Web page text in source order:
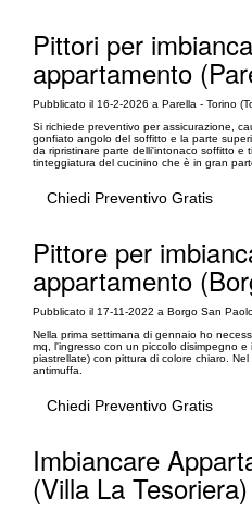
Pittori per
appartamento
Pubblicato il 16-2-2026 a Parella - Torino
Si richiede preventivo per assicurazione,
gonfiato angolo del soffitto e la parte
da ripristinare parte delli'intonaco soffitto e
tinteggiatura del cucinino che è in gran
Chiedi Preventivo Gratis
Pittore per
appartamento
Pubblicato il 17-11-2022 a Borgo San
Nella prima settimana di gennaio ho
mq, l'ingresso con un piccolo disimpegno
piastrellate) con pittura di colore chiaro.
antimuffa.
Chiedi Preventivo Gratis
Imbiancare
(Villa La Tesoriera)